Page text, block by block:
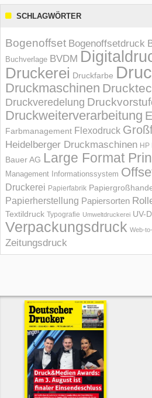
SCHLAGWÖRTER
Bogenoffset Bogenoffsetdruck
Buchverlage BVDM
Druckerei Druckfarbe
Druckmaschinen
Druckveredelung
Druckweiterverarbeitung
Farbmanagement Flexodruck
Heidelberger Druckmaschinen HP
Bauer AG Large Format
Management Informations­system
Druckerei Papierfabrik
Papierherstellung Papiersorten
Textildruck Typografie Umweltdruckerei UV-
Verpackungsdruck Web-
Zeitungsdruck